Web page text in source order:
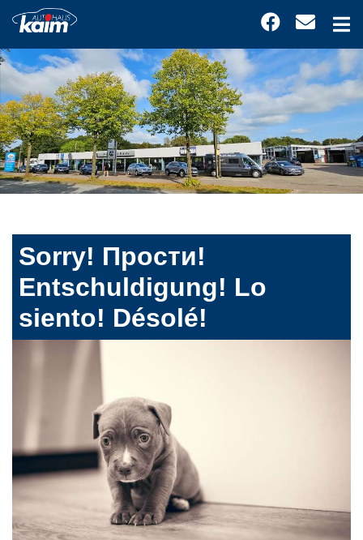
Sorry! Прости!
Entschuldigung! Lo
siento! Désolé!